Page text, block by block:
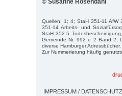
Quellen: 1; 4; StaH 351-11 AfW
351-14 Arbeits- und
StaH 352-5
Gemeinde Nr. 992 e 2 Band 2;
diverse Hamburger Adressbücher.
Zur Nummerierung häufig
IMPRESSUM / DATENSCHUTZ